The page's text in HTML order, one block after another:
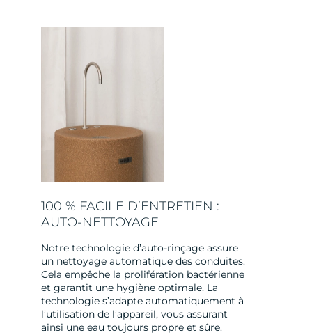
100 % FACILE D’ENTRETIEN :
AUTO-NETTOYAGE
Notre technologie d’auto-rinçage assure
un nettoyage automatique des conduites.
Cela empêche la prolifération bactérienne
et garantit une hygiène optimale. La
technologie s’adapte automatiquement à
l’utilisation de l’appareil, vous assurant
ainsi une eau toujours propre et sûre.